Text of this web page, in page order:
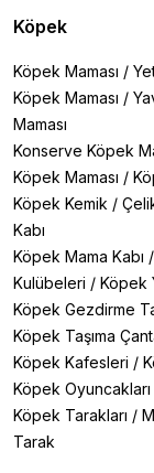
Köpek
Köpek Maması /
Köpek Maması /
Maması
Konserve Köpek
Köpek Maması /
Köpek Kemik /
Kabı
Köpek Mama Kabı /
Kulübeleri / Köpek
Köpek Gezdirme
Köpek Taşıma
Köpek Kafesleri /
Köpek Oyuncakları
Köpek Tarakları /
Tarak